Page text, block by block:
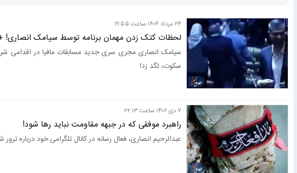
حرف‌های ترامپ چیزی جز یک دیپلماسی نمایشی و تکراری نیست
حجت‌الاسلام حاج‌علی‌اکبری خطیب نماز جمعه این هفته تهران
سامانه ضد موشکی لیزری؛ از بلوف سیاسی تا واقعیت میدانی
«کمانِ پرنده» برای شکار کروزها به ایران می‌آید + تصاویر
تبعات جنگ | تخفیف دهی نفتی ریاض
۲۴ مرداد ۱۴۰۴ ساعت ۱۹:۵۵
لحظات کتک زدن مهمان برنامه توسط سیامک انصاری!
سیامک انصاری مجری سری جدید مسابقات مافیا در اقدامی
سکوت، لگد زد!
۷ دی ۱۴۰۲ ساعت ۲۲:۱۳
راهبرد موفقی که در جبهه مقاومت نباید رها شود!
عبدالرحیم انصاری، فعال رسانه در کانال تلگرامی خود درباره